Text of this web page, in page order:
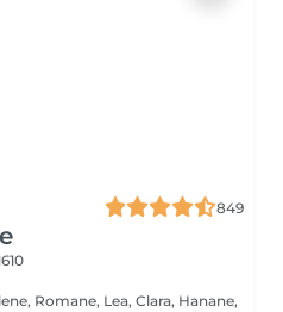
849
Romane, Lea, Clara, Hanane,